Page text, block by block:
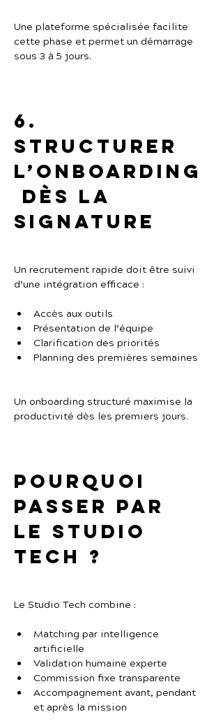
Une plateforme spécialisée facilite
cette phase et permet un démarrage
sous 3 à 5 jours.
6.
Structurer
l’onboarding
dès la
signature
Un recrutement rapide doit être suivi
d’une intégration efficace :
Accès aux outils
Présentation de l’équipe
Clarification des priorités
Planning des premières semaines
Un onboarding structuré maximise la
productivité dès les premiers jours.
Pourquoi
passer par
Le Studio
Tech ?
Le Studio Tech combine :
Matching par intelligence
artificielle
Validation humaine experte
Commission fixe transparente
Accompagnement avant, pendant
et après la mission